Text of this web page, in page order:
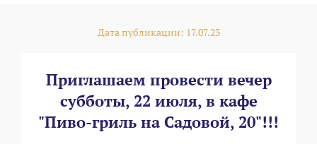
Дата публикации: 17.07.23
Приглашаем провести вечер
субботы, 22 июля, в кафе
"Пиво-гриль на Садовой, 20"!!!